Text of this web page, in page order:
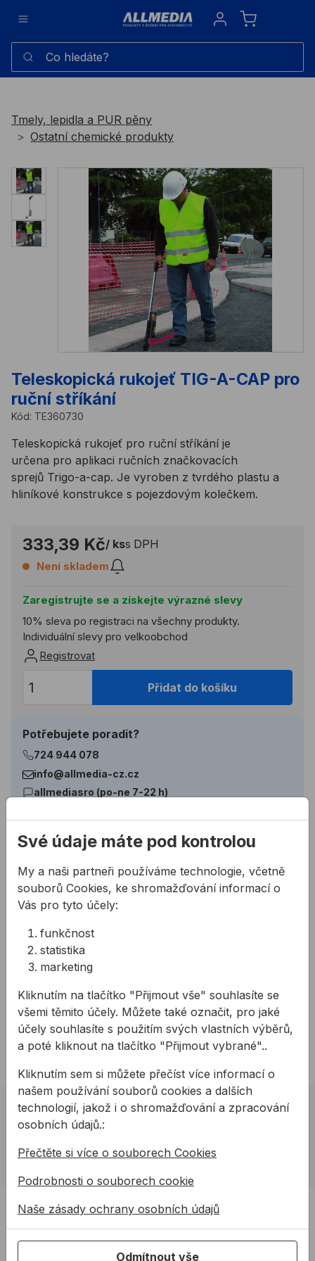
Sign in
Co hledáte?
Tmely, lepidla a PUR pěny
Ostatní chemické produkty
Teleskopická rukojeť TIG-A-CAP pro
ruční stříkání
Kód: TE360730
Teleskopická rukojeť pro ruční stříkání je
určena pro aplikaci ručních značkovacích
sprejů Trigo-a-cap. Je vyroben z tvrdého plastu a
hliníkové konstrukce s pojezdovým kolečkem.
333,39 Kč/ kss DPH
Není skladem
Zaregistrujte se a získejte výrazné slevy
10% sleva po registraci na všechny produkty.
Individuální slevy pro velkoobchod
Registrovat
Přidat do košíku
Potřebujete poradit?
724 944 078
info@allmedia-cz.cz
allmediasro (po-ne 7-22 h)
Popis
Vlastnosti:
Pomocí značkovacího teleskopu
ohýbání se
Vyroben z tvrdého plastu a hliníkové konstrukce
s pojezdovým kolečkem
Technické parametry:
Výška: 80cm
Hmotnost: 2kg
02 623 10 920
allmedia@allmedia.sk
allmediasro (po-ne 7-22 h)
PRODUKTY
Produkty
Své údaje máte pod kontrolou
My a naši partneři používáme technologie, včetně
souborů Cookies, ke shromažďování informací o
Vás pro tyto účely:
funkčnost
statistika
marketing
Kliknutím na tlačítko "Přijmout vše" souhlasíte se
všemi těmito účely. Můžete také označit, pro jaké
účely souhlasíte s použitím svých vlastních výběrů,
a poté kliknout na tlačítko "Přijmout vybrané"..
Kliknutím sem si můžete přečíst více informací o
našem používání souborů cookies a dalších
technologií, jakož i o shromažďování a zpracování
osobních údajů.:
Přečtěte si více o souborech Cookies
Podrobnosti o souborech cookie
Naše zásady ochrany osobních údajů
Odmítnout vše